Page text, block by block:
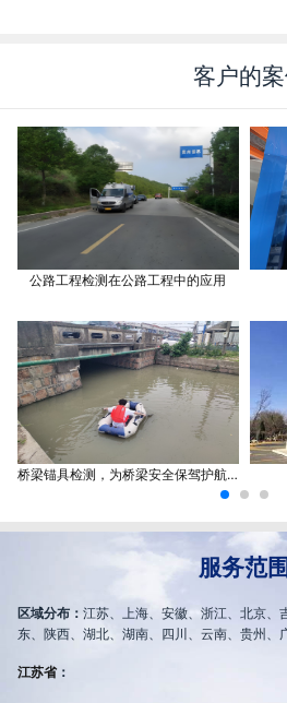
客户的
公路工程检测在公路工程中的应用
桥梁锚具检测，为桥梁安全保驾护航吗?
服务范围
区域分布： 江苏、上海、安徽、浙江、北京、
东、陕西、湖北、湖南、四川、云南、贵州、
江苏省：